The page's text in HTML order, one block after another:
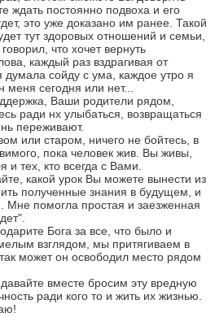
ждать постоянно подвоха и его
это уже доказано им ранее. Такой
тут здоровых отношений и семьи,
что хочет вернуть
каждый раз вздрагивая от
сойду с ума, каждое утро я
меня сегодня или нет...
Ваши родители рядом,
ради нх улыбаться, возвращаться
переживают.
или старом, ничего не бойтесь, в
пока человек жив. Вы живы,
и тех, кто всегда с Вами.
какой урок Вы можете вынести из
полученные знания в будущем, и
Мне помогла простая и заезженная
Бога за все, что было и
взглядом, мы притягиваем в
может он освободил место рядом
вместе бросим эту вредную
ради кого то и жить их жизнью.